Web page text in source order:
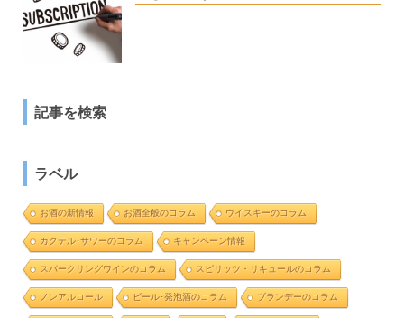
記事を検索
ラベル
お酒の新情報 お酒全般のコラム ウイスキーのコラム
カクテル･サワーのコラム キャンペーン情報
スパークリングワインのコラム スピリッツ・リキュールのコラム
ノンアルコール ビール･発泡酒のコラム ブランデーのコラム